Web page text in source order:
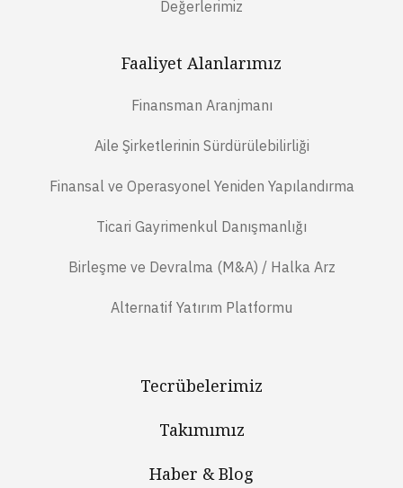
Değerlerimiz
Faaliyet Alanlarımız
Finansman Aranjmanı
Aile Şirketlerinin Sürdürülebilirliği
Finansal ve Operasyonel Yeniden Yapılandırma
Ticari Gayrimenkul Danışmanlığı
Birleşme ve Devralma (M&A) / Halka Arz
Alternatif Yatırım Platformu
Tecrübelerimiz
Takımımız
Haber & Blog